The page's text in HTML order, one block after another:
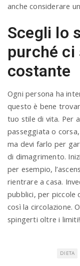
anche considerare
Scegli lo
purché ci
costante
Ogni persona ha
questo è bene
tuo stile di vita. Per
passeggiata o
ma devi farlo per
di dimagrimento.
per esempio,
rientrare a casa.
pubblici, per piccole
così la circolazione.
spingerti oltre i limiti!
DIETA